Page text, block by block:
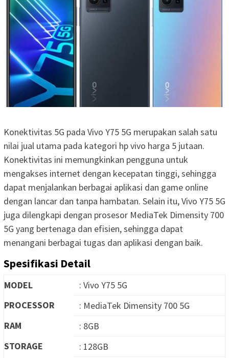
Konektivitas 5G pada Vivo Y75 5G merupakan salah satu
nilai jual utama pada kategori hp vivo harga 5 jutaan.
Konektivitas ini memungkinkan pengguna untuk
mengakses internet dengan kecepatan tinggi, sehingga
dapat menjalankan berbagai aplikasi dan game online
dengan lancar dan tanpa hambatan. Selain itu, Vivo Y75 5G
juga dilengkapi dengan prosesor MediaTek Dimensity 700
5G yang bertenaga dan efisien, sehingga dapat
menangani berbagai tugas dan aplikasi dengan baik.
Spesifikasi Detail
MODEL
: Vivo Y75 5G
PROCESSOR
: MediaTek Dimensity 700 5G
RAM
: 8GB
STORAGE
: 128GB